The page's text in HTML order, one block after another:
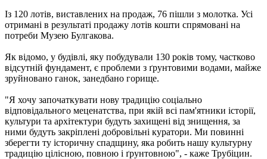
Із 120 лотів, виставлених на продаж, 76 пішли з молотка. Усі
отримані в результаті продажу лотів кошти спрямовані на
потреби Музею Булгакова.
Як відомо, у будівлі, яку побудували 130 років тому, частково
відсутній фундамент, є проблеми з ґрунтовими водами, майже
зруйновано ганок, занедбано горище.
"Я хочу започаткувати нову традицію соціально
відповідального меценатства, при якій всі пам'ятники історії,
культури та архітектури будуть захищені від знищення, за
ними будуть закріплені добровільні куратори. Ми повинні
зберегти ту історичну спадщину, яка робить нашу культурну
традицію цілісною, повною і ґрунтовною", - каже Трубіцин.